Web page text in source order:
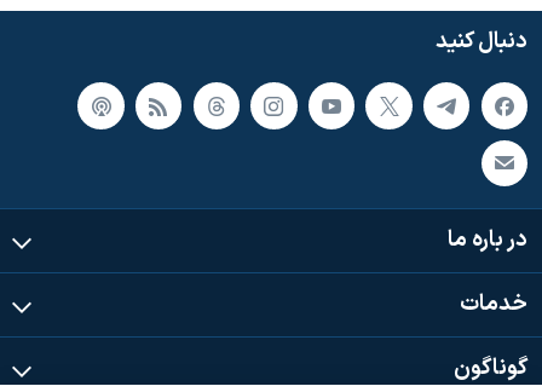
سفر پرزیدنت ترامپ به چین
دنبال کنید
در باره ما
خدمات
گوناگون